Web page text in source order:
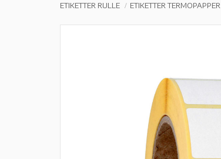
ETIKETTER RULLE ETIKETTER TERMOPAPPER